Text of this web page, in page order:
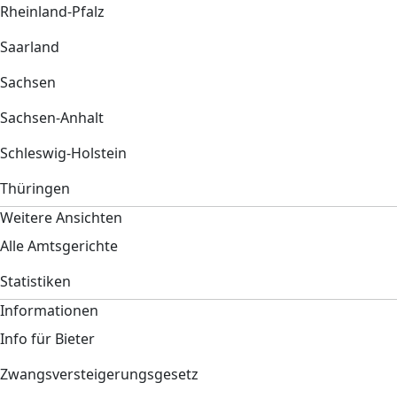
Rheinland-Pfalz
Saarland
Sachsen
Sachsen-Anhalt
Schleswig-Holstein
Thüringen
Weitere Ansichten
Alle Amtsgerichte
Statistiken
Informationen
Info für Bieter
Zwangsversteigerungsgesetz